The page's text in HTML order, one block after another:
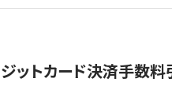
ットカード決済手数